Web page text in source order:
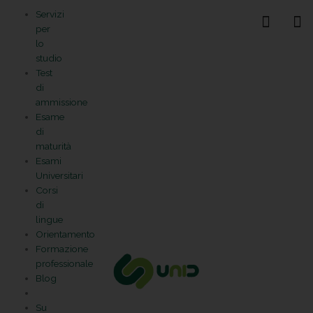
contenuto
Servizi
per
lo
studio
Test
di
ammissione
Esame
di
maturità
Esami
Universitari
Corsi
di
lingue
Orientamento
Formazione
professionale
Blog
Su